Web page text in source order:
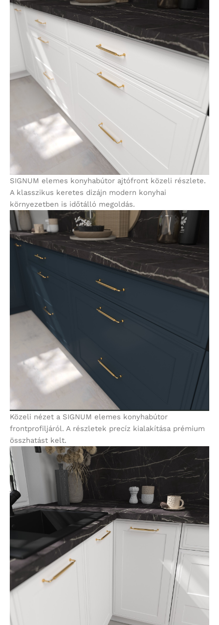
SIGNUM elemes konyhabútor ajtófront közeli részlete.
A klasszikus keretes dizájn modern konyhai
környezetben is időtálló megoldás.
Közeli nézet a SIGNUM elemes konyhabútor
frontprofiljáról. A részletek precíz kialakítása prémium
összhatást kelt.